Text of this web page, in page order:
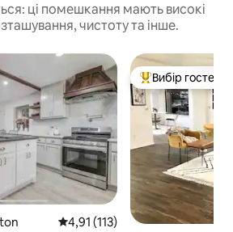
ці помешкання мають високі
чистоту та інше.
Середня оцінка: 4,91 з 5,
4,91 (113)
Топ вибір гостей
Вибір гостей